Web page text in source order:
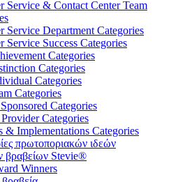
Service & Contact Center Team
Service Department Categories
Service Success Categories
Categories
Categories
Categories
Categories
Categories
Categories
& Implementations Categories
πρωτοποριακών ιδεών
βραβείων Stevie®
Winners